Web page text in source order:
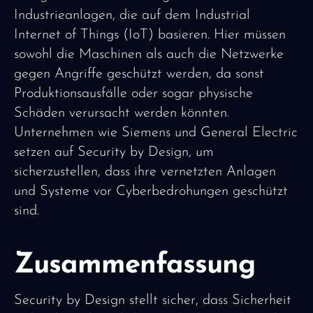
Industrieanlagen, die auf dem Industrial
Internet of Things (IoT) basieren. Hier müssen
sowohl die Maschinen als auch die Netzwerke
gegen Angriffe geschützt werden, da sonst
Produktionsausfälle oder sogar physische
Schäden verursacht werden könnten.
Unternehmen wie Siemens und General Electric
setzen auf Security by Design, um
sicherzustellen, dass ihre vernetzten Anlagen
und Systeme vor Cyberbedrohungen geschützt
sind.
Zusammenfassung
Security by Design stellt sicher, dass Sicherheit